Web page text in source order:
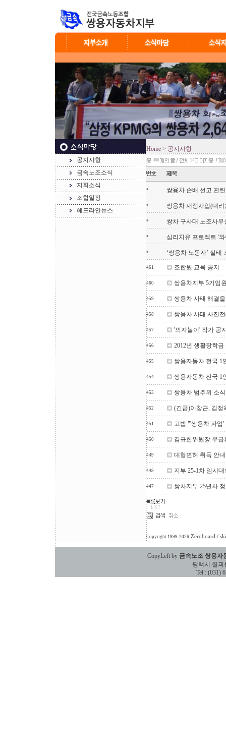
공지사항
금속노조소식
지회소식
조합일정
헤드라인뉴스
Home > 공지사항
466 24 1
* 쌍용차 손배 선고 관
* 쌍용차 재정사업(대리
* 쌍차 구사대 노조사
* 심리치유 프로젝트 '
* ‘쌍용차 노동자’ 실태
461 조합원 교육 공지
460 쌍용차지부 5기임
459 쌍용차 사태 해결
458 쌍용차 사태 사진
457 '의자놀이' 작가 공
456 2012년 생활장학금
455 쌍용자동차 전국 1
454 쌍용자동차 전국 1
453 쌍용차 범추위 소
452 (긴급)이창근, 김정
451 고법 "'쌍용차 파
450 김규한위원장 무
449 대형면허 취득 안
448 지부 25-1차 임시
447 쌍차지부 25년차
Copyright 1999-2026 Zeroboard /
CopyLeft by 금속노조 쌍용자
평택시 칠괴동
Tel : (031)